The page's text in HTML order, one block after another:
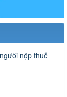
nộp thuế